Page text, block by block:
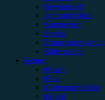
Gewinnspiel
Jahresrückblick
Kommentar
Special
Erinnerungswürdig
Bildergalerie
Genres
#Rock
#Pop
#Alternative/Indie
#Metal